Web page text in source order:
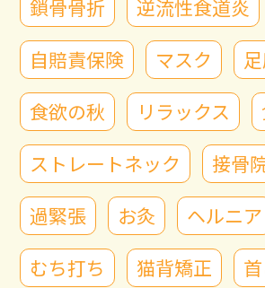
鎖骨骨折
逆流性食道炎
自賠責保険
マスク
食欲の秋
リラックス
ストレートネック
接骨
過緊張
お灸
ヘルニア
むち打ち
猫背矯正